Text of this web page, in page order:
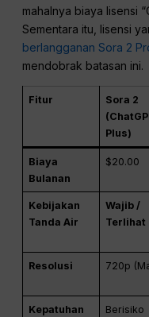
mahalnya biaya lisensi
Sementara itu, lisensi
berlangganan Sora 2
mendobrak batasan ini.
Fitur
Sora 2
Plus)
Biaya
Bulanan
$20.00
Kebijakan
Tanda Air
Wajib /
Terlihat
Resolusi 720p
Kepatuhan
Berisiko